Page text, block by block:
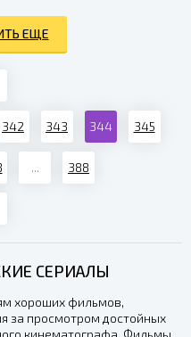
СЕРИАЛЫ
хороших фильмов,
за просмотром достойных
кинематографа. Фильмы,
ЕЩЕ
342 343 344 345
... 388